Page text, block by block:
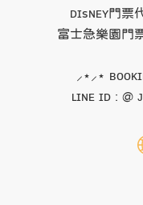
ᴅɪsɴᴇʏ門票
富士急樂園門
⸝⋆⸝⋆
ʟɪɴᴇ ɪᴅ : @